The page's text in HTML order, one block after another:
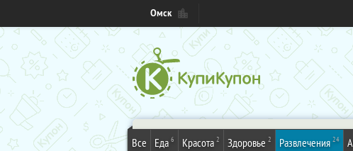
Омск
Все Еда 6 Красота 2 Здоровье 2 Развлечения 24